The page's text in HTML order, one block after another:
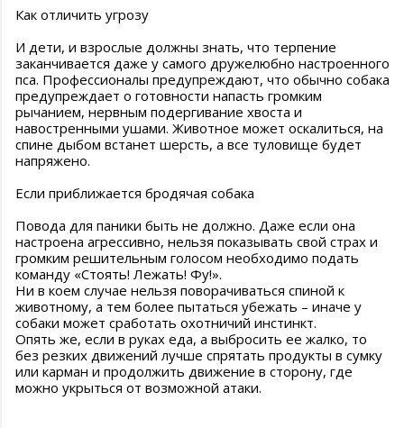
Как отличить угрозу
И дети, и взрослые должны знать, что терпение
заканчивается даже у самого дружелюбно настроенного
пса. Профессионалы предупреждают, что обычно собака
предупреждает о готовности напасть громким
рычанием, нервным подергивание хвоста и
навостренными ушами. Животное может оскалиться, на
спине дыбом встанет шерсть, а все туловище будет
напряжено.
Если приближается бродячая собака
Повода для паники быть не должно. Даже если она
настроена агрессивно, нельзя показывать свой страх и
громким решительным голосом необходимо подать
команду «Стоять! Лежать! Фу!».
Ни в коем случае нельзя поворачиваться спиной к
животному, а тем более пытаться убежать – иначе у
собаки может сработать охотничий инстинкт.
Опять же, если в руках еда, а выбросить ее жалко, то
без резких движений лучше спрятать продукты в сумку
или карман и продолжить движение в сторону, где
можно укрыться от возможной атаки.